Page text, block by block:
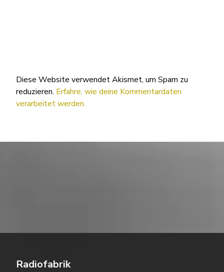
Diese Website verwendet Akismet, um Spam zu
reduzieren. Erfahre, wie deine Kommentardaten
verarbeitet werden.
Radiofabrik